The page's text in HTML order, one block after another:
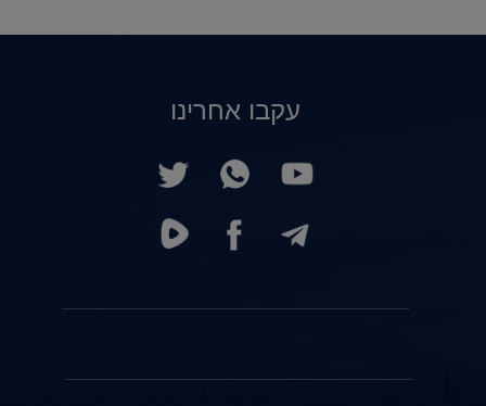
עקבו אחרינו